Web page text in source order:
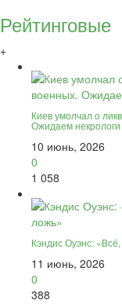
Рейтинговые
+
Киев умолчал о
Ожидаем
10 июнь, 2026
0
1 058
Кэндис Оуэнс:
11 июнь, 2026
0
388